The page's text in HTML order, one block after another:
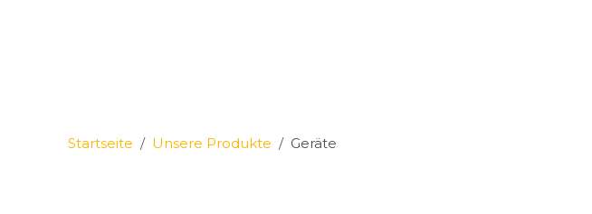
Startseite Unsere Produkte Geräte